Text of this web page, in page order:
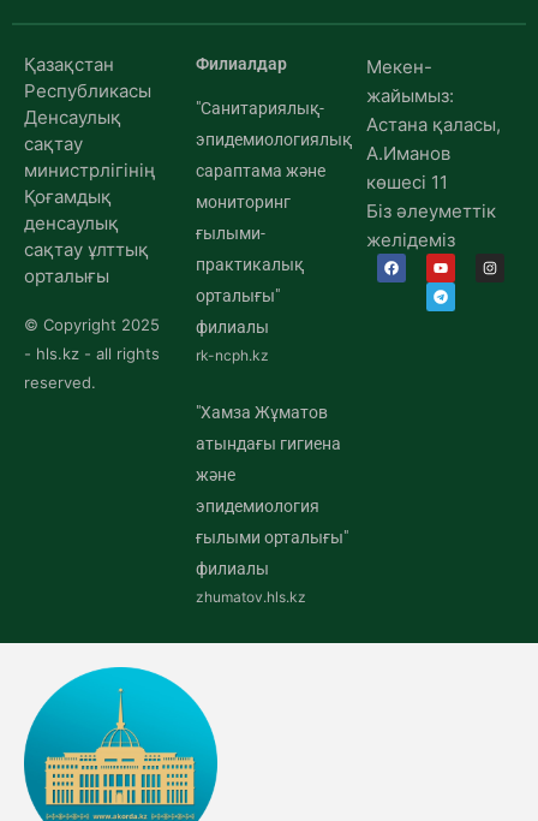
Қазақстан
Республикасы
Денсаулық
сақтау
министрлігінің
Қоғамдық
денсаулық
сақтау ұлттық
орталығы
© Copyright 2025
- hls.kz - all rights
reserved.
Филиалдар
"Санитариялық-
эпидемиологиялық
сараптама және
мониторинг
ғылыми-
практикалық
орталығы"
филиалы
rk-ncph.kz
"Хамза Жұматов
атындағы гигиена
және
эпидемиология
ғылыми орталығы"
филиалы
zhumatov.hls.kz
Мекен-
жайымыз:
Астана қаласы,
А.Иманов
көшесі 11
Біз әлеуметтік
желідеміз